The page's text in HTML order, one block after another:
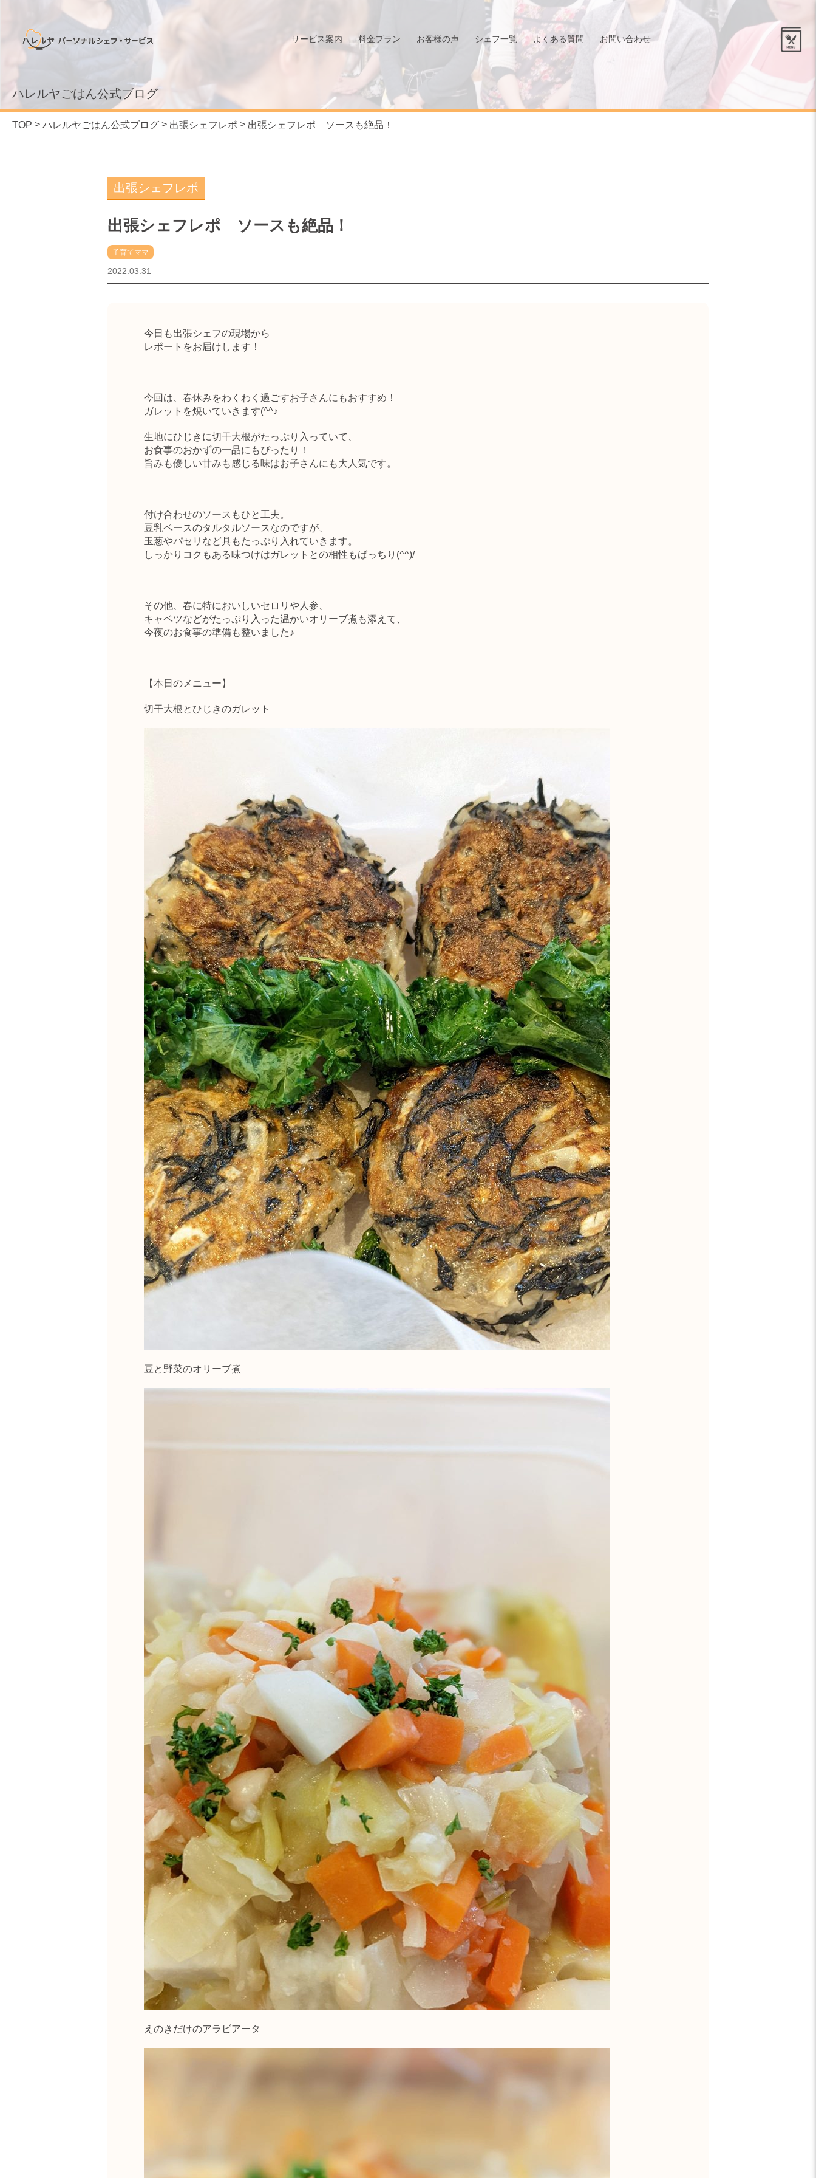
サービス案内 料金プラン お客様の声 シェフ一覧 よくある質問 お問い合わせ
ハレルヤごはん公式ブログ
TOP ハレルヤごはん公式ブログ 出張シェフレポ 出張シェフレポ ソースも絶品！
出張シェフレポ ソースも絶品！
出張シェフレポ
子育てママ
2022.03.31
今日も出張シェフの現場から
レポートをお届けします！
今回は、春休みをわくわく過ごすお子さんにもおすすめ！
ガレットを焼いていきます(^^♪
生地にひじきに切干大根がたっぷり入っていて、
お食事のおかずの一品にもぴったり！
旨みも優しい甘みも感じる味はお子さんにも大人気です。
付け合わせのソースもひと工夫。
豆乳ベースのタルタルソースなのですが、
玉葱やパセリなど具もたっぷり入れていきます。
しっかりコクもある味つけはガレットとの相性もばっちり(^^)/
その他、春に特においしいセロリや人参、
キャベツなどがたっぷり入った温かいオリーブ煮も添えて、
今夜のお食事の準備も整いました♪
【本日のメニュー】
切干大根とひじきのガレット
豆と野菜のオリーブ煮
えのきだけのアラビアータ